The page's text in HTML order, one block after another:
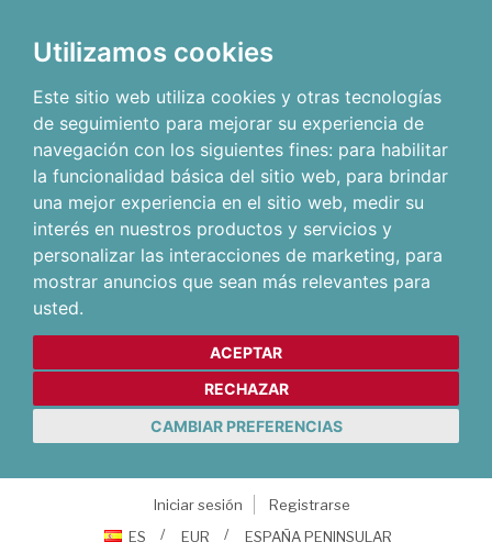
Utilizamos cookies
Este sitio web utiliza cookies y otras tecnologías
de seguimiento para mejorar su experiencia de
navegación con los siguientes fines: para habilitar
la funcionalidad básica del sitio web, para brindar
una mejor experiencia en el sitio web, medir su
interés en nuestros productos y servicios y
personalizar las interacciones de marketing, para
mostrar anuncios que sean más relevantes para
usted.
ACEPTAR
RECHAZAR
CAMBIAR PREFERENCIAS
Iniciar sesión
Registrarse
ES
EUR ESPAÑA PENINSULAR